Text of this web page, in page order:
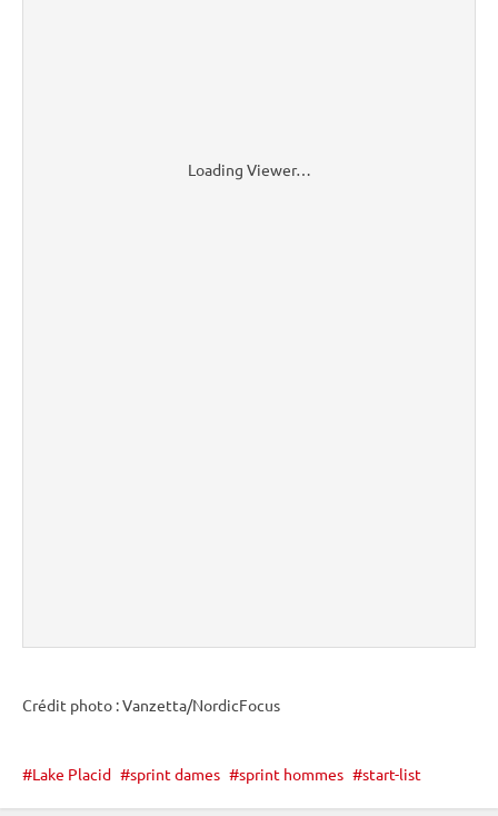
Loading Viewer…
Crédit photo : Vanzetta/NordicFocus
Lake Placid sprint dames sprint hommes start-list